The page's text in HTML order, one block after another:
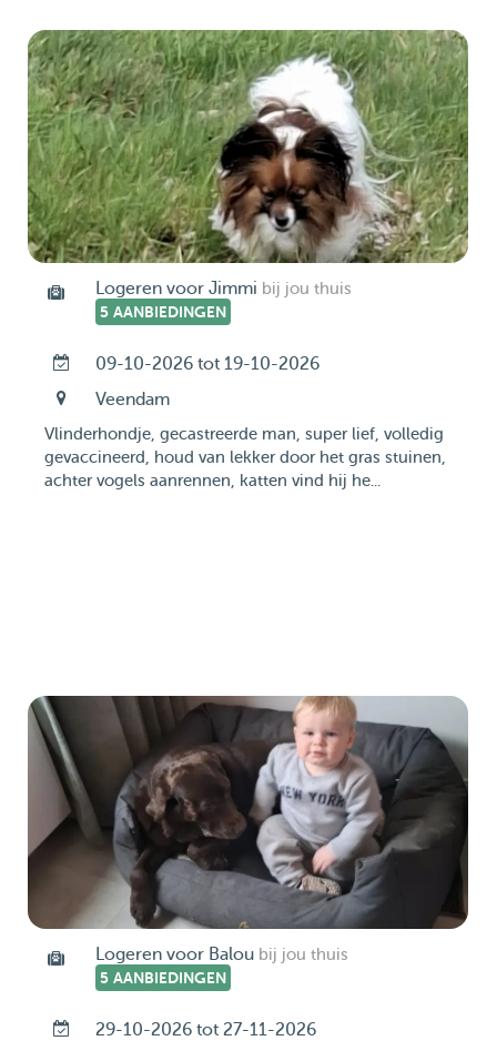
Logeren voor Jimmi bij jou thuis
5 AANBIEDINGEN
09-10-2026 tot 19-10-2026
Veendam
Vlinderhondje, gecastreerde man, super lief, volledig
gevaccineerd, houd van lekker door het gras stuinen,
achter vogels aanrennen, katten vind hij he...
Logeren voor Balou bij jou thuis
5 AANBIEDINGEN
29-10-2026 tot 27-11-2026